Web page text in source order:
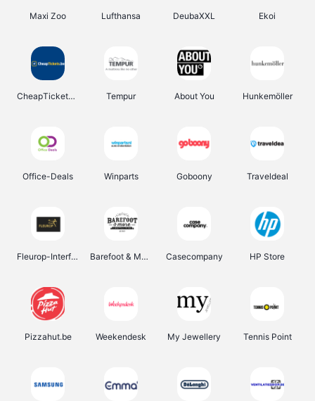
Maxi Zoo Lufthansa DeubaXXL Ekoi
CheapTickets.be Tempur About You Hunkemöller
Office-Deals Winparts Goboony Traveldeal
Fleurop-Interflora Barefoot & More Casecompany HP Store
Pizzahut.be Weekendesk My Jewellery Tennis Point